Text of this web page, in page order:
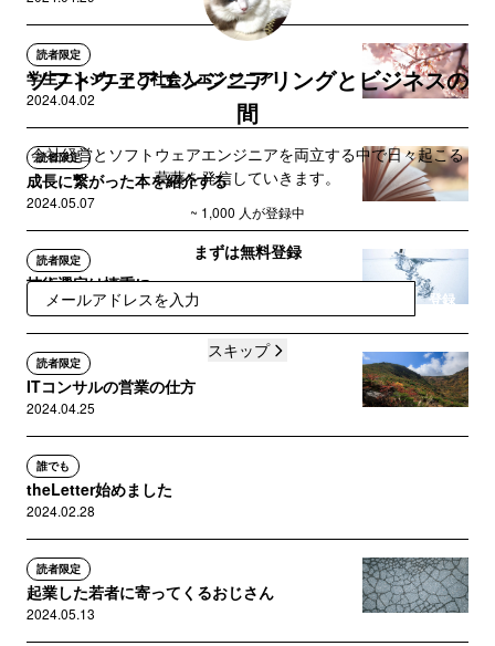
読者限定
学生エンジニアと社会人エンジニア
2024.04.02
読者限定
成長に繋がった本を紹介する
2024.05.07
読者限定
技術選定は慎重に
2024.04.08
読者限定
ITコンサルの営業の仕方
2024.04.25
誰でも
theLetter始めました
2024.02.28
読者限定
起業した若者に寄ってくるおじさん
2024.05.13
ソフトウェアエンジニアリングとビジネスの
間
会社経営とソフトウェアエンジニアを両立する中で日々起こる
葛藤を発信していきます。
~ 1,000 人が登録中
まずは無料登録
登録
スキップ